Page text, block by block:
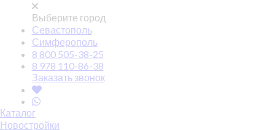
Выберите город
Севастополь
Симферополь
8 800 505-38-25
8 978 110-86-38
Заказать звонок
Каталог
Новостройки